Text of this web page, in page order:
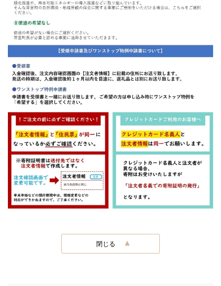
閉じる